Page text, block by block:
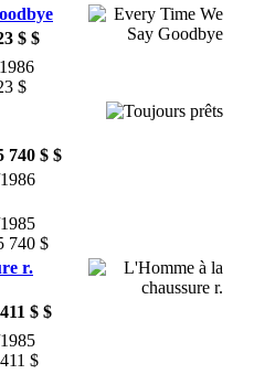
$ $
$
740 $ $
740 $
r.
$ $
$